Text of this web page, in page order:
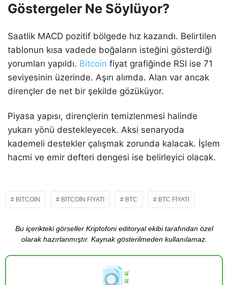
Göstergeler Ne Söylüyor?
Saatlik MACD pozitif bölgede hız kazandı. Belirtilen
tablonun kısa vadede boğaların isteğini gösterdiği
yorumları yapıldı. Bitcoin fiyat grafiğinde RSI ise 71
seviyesinin üzerinde. Aşırı alımda. Alan var ancak
dirençler de net bir şekilde gözüküyor.
Piyasa yapısı, dirençlerin temizlenmesi halinde
yukarı yönü destekleyecek. Aksi senaryoda
kademeli destekler çalışmak zorunda kalacak. İşlem
hacmi ve emir defteri dengesi ise belirleyici olacak.
BITCOIN BITCOIN FIYATI BTC BTC FIYATI
Bu içerikteki görseller Kriptofoni editoryal ekibi tarafından özel
olarak hazırlanmıştır. Kaynak gösterilmeden kullanılamaz.